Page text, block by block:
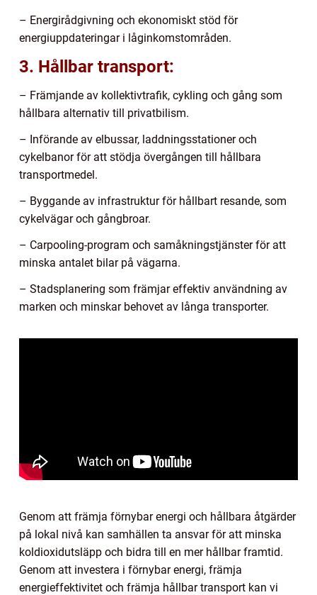
– Energirådgivning och ekonomiskt stöd för
energiuppdateringar i låginkomstområden.
3. Hållbar transport:
– Främjande av kollektivtrafik, cykling och gång som
hållbara alternativ till privatbilism.
– Införande av elbussar, laddningsstationer och
cykelbanor för att stödja övergången till hållbara
transportmedel.
– Byggande av infrastruktur för hållbart resande, som
cykelvägar och gångbroar.
– Carpooling-program och samåkningstjänster för att
minska antalet bilar på vägarna.
– Stadsplanering som främjar effektiv användning av
marken och minskar behovet av långa transporter.
Genom att främja förnybar energi och hållbara åtgärder
på lokal nivå kan samhällen ta ansvar för att minska
koldioxidutsläpp och bidra till en mer hållbar framtid.
Genom att investera i förnybar energi, främja
energieffektivitet och främja hållbar transport kan vi